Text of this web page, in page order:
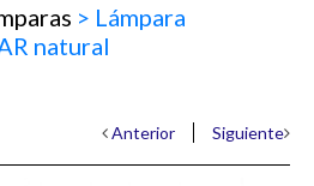
> Lámpara
natural
Anterior Siguiente